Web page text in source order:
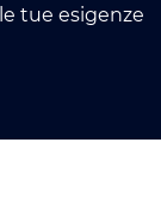
tue esigenze